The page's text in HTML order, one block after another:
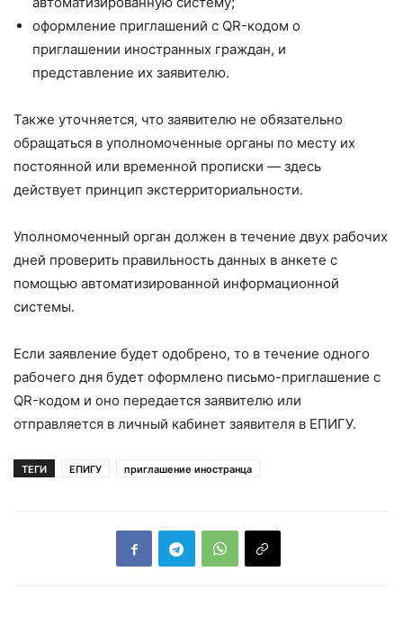
оформление приглашений с QR-кодом о
приглашении иностранных граждан, и
представление их заявителю.
Также уточняется, что заявителю не обязательно
обращаться в уполномоченные органы по месту их
постоянной или временной прописки — здесь
действует принцип экстерриториальности.
Уполномоченный орган должен в течение двух рабочих
дней проверить правильность данных в анкете с
помощью автоматизированной информационной
системы.
Если заявление будет одобрено, то в течение одного
рабочего дня будет оформлено письмо-приглашение с
QR-кодом и оно передается заявителю или
отправляется в личный кабинет заявителя в ЕПИГУ.
ТЕГИ ЕПИГУ приглашение иностранца